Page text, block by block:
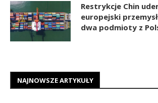
Restrykcje Chin
europejski
dwa podmioty z
NAJNOWSZE ARTYKUŁY